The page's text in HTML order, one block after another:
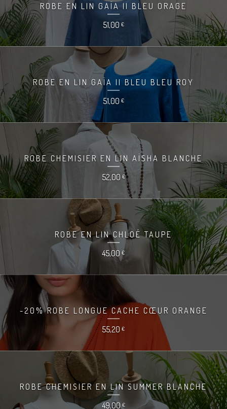
ROBE EN LIN GAÏA II BLEU ORAGE
51,00 €
ROBE EN LIN GAÏA II BLEU BLEU ROY
51,00 €
ROBE CHEMISIER EN LIN AÏSHA BLANCHE
52,00 €
ROBE EN LIN CHLOÉ TAUPE
45,00 €
-20% ROBE LONGUE CACHE CŒUR ORANGE
55,20 €
ROBE CHEMISIER EN LIN SUMMER BLANCHE
49,00€